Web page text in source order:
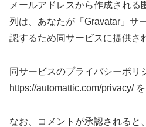
メールアドレスから作成される
列は、あなたが「Gravatar」サ
認するため同サービスに提供さ
同サービスのプライバシーポリ
https://automattic.com/privacy/
なお、コメントが承認されると